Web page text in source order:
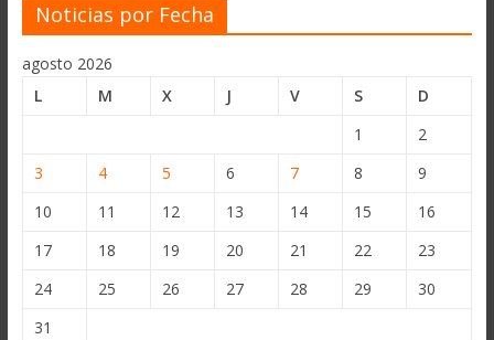
Noticias por Fecha
agosto 2026
L
M X J V S
D
1
2
3
4 5 6 7 8
9
10
11 12 13 14 15
16
17
18 19 20 21 22
23
24
25 26 27 28 29
30
31